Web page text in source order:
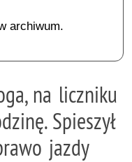
archiwum.
na liczniku
Spieszył
jazdy